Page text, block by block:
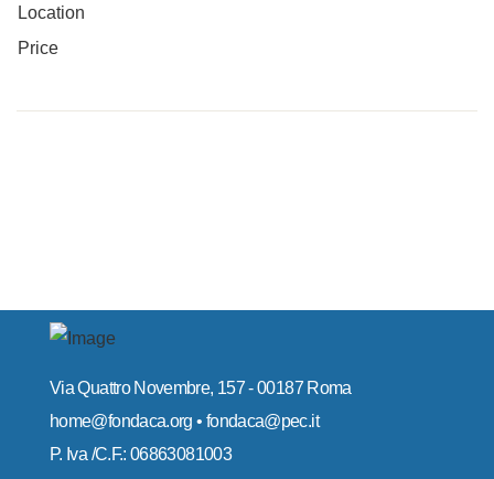
Location
Price
Via Quattro Novembre, 157 - 00187 Roma
home@fondaca.org • fondaca@pec.it
P. Iva /C.F.: 06863081003